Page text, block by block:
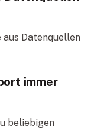
aus Datenquellen
immer
beliebigen